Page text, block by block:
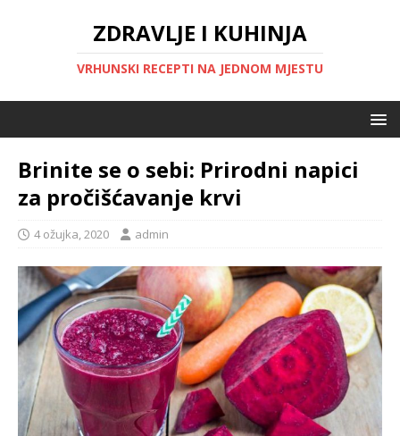
ZDRAVLJE I KUHINJA
VRHUNSKI RECEPTI NA JEDNOM MJESTU
Brinite se o sebi: Prirodni napici
za pročišćavanje krvi
4 ožujka, 2020 admin